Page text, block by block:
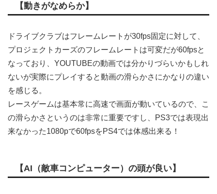
【動きがなめらか】
ドライブクラブはフレームレートが30fps固定に対して、
プロジェクトカーズのフレームレートは可変だが60fpsと
なっており、YOUTUBEの動画では分かりづらいかもしれ
ないが実際にプレイすると動画の滑らかさにかなりの違い
を感じる。
レースゲームは基本常に高速で画面が動いているので、こ
の滑らかさというのは非常に重要ですし、PS3では表現出
来なかった1080pで60fpsをPS4では体感出来る！
【AI（敵車コンピューター）の頭が良い】